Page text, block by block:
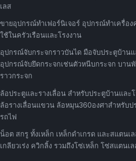
เลส
ขายอุปกรณ์ทำเฟอร์นิเจอร์ อุปกรณ์ทำเครื่อง
ใช้ในครัวเรือนและโรงงาน
อุปกรณ์จับกระจกราวบันได มือจับประตูบ้าน
อุปกรณ์จับยึดกระจกเช่นตัวหนีบกระจก บาน
ราวกระจก
ล้อประตูและรางเลื่อน สำหรับประตูบ้านและ
ล้อรางเลื่อนแขวน ล้อหมุน360องศาสำหรับป
รถไฟ
น็อต สกรู ทั้งเหล็ก เหล็กดำเกรด และสแตน
เกลียวเร่ง ควิกลิ้ง รวมถึงโซ่เหล็ก โซ่สแตนเล